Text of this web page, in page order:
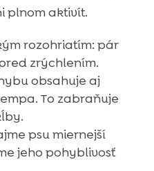
plnom aktivít.
rozohriatím: pár
zrýchlením.
obsahuje aj
To zabraňuje
psu miernejší
jeho pohyblivosť